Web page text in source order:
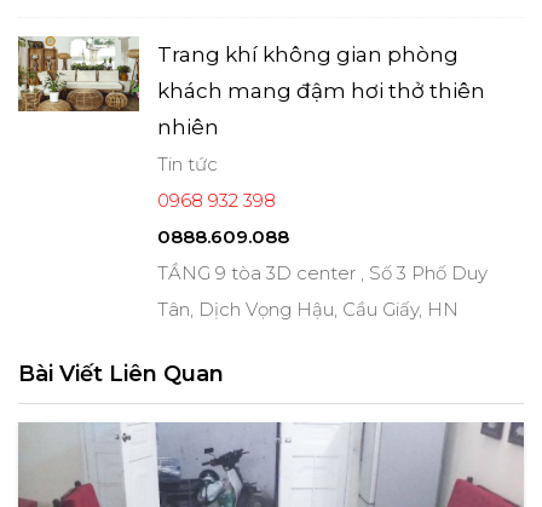
Trang khí không gian phòng
khách mang đậm hơi thở thiên
nhiên
Tin tức
0968 932 398
0888.609.088
TẦNG 9 tòa 3D center , Số 3 Phố Duy
Tân, Dịch Vọng Hậu, Cầu Giấy, HN
Bài Viết Liên Quan